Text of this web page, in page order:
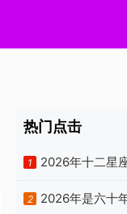
热门点击
1
2026年十二星
精进向上，独
2
2026年是六十